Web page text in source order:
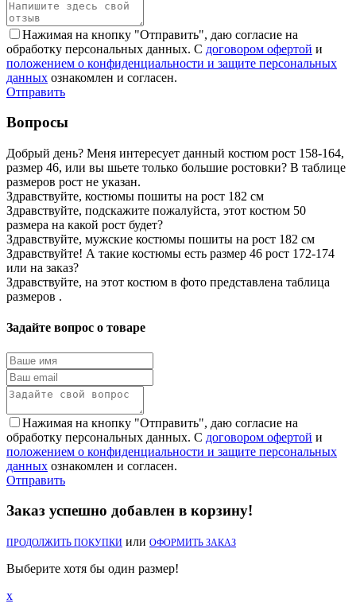
Нажимая на кнопку "Отправить", даю согласие на
обработку персональных данных. С договором офертой и
положением о конфиденциальности и защите персональных
данных ознакомлен и согласен.
Отправить
Вопросы
Добрый день? Меня интересует данный костюм рост 158-164,
размер 46, или вы шьете только большие ростовки? В таблице
размеров рост не указан.
Здравствуйте, костюмы пошиты на рост 182 см
Здравствуйте, подскажите пожалуйста, этот костюм 50
размера на какой рост будет?
Здравствуйте, мужские костюмы пошиты на рост 182 см
Здравствуйте! А такие костюмы есть размер 46 рост 172-174
или на заказ?
Здравствуйте, на этот костюм в фото представлена таблица
размеров .
Задайте вопрос о товаре
Нажимая на кнопку "Отправить", даю согласие на
обработку персональных данных. С договором офертой и
положением о конфиденциальности и защите персональных
данных ознакомлен и согласен.
Отправить
Заказ успешно добавлен в корзину!
ПРОДОЛЖИТЬ ПОКУПКИ или ОФОРМИТЬ ЗАКАЗ
Выберите хотя бы один размер!
x